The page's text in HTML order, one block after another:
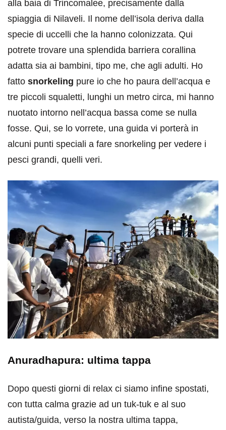
alla baia di Trincomalee, precisamente dalla
spiaggia di Nilaveli. Il nome dell’isola deriva dalla
specie di uccelli che la hanno colonizzata. Qui
potrete trovare una splendida barriera corallina
adatta sia ai bambini, tipo me, che agli adulti. Ho
fatto snorkeling pure io che ho paura dell’acqua e
tre piccoli squaletti, lunghi un metro circa, mi hanno
nuotato intorno nell’acqua bassa come se nulla
fosse. Qui, se lo vorrete, una guida vi porterà in
alcuni punti speciali a fare snorkeling per vedere i
pesci grandi, quelli veri.
Anuradhapura: ultima tappa
Dopo questi giorni di relax ci siamo infine spostati,
con tutta calma grazie ad un tuk-tuk e al suo
autista/guida, verso la nostra ultima tappa,